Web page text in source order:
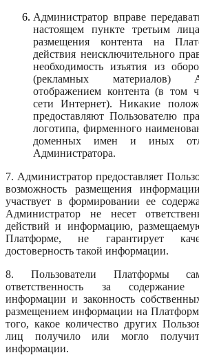
Администратор вправе
настоящем пункте третьим
размещения контента на
действия неисключительного
необходимость изъятия из
(рекламных материалов)
отображением контента (в том
сети Интернет). Никакие
предоставляют Пользователю
логотипа, фирменного
доменных имен и иных
Администратора.
7. Администратор предоставляет
возможность размещения
участвует в формировании ее
Администратор не несет
действий и информацию,
Платформе, не гарантирует
достоверность такой информации.
8. Пользователи Платформы
ответственность за
информации и законность
размещением информации на
того, какое количество других
лиц получило или могло
информации.